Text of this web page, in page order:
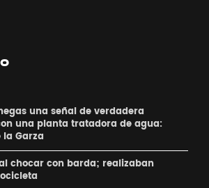
una señal de verdadera
una planta tratadora de agua:
la Garza
chocar con barda; realizaban